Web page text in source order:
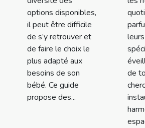
options disponibles,
il peut être difficile
de s’y retrouver et
de faire le choix le
plus adapté aux
besoins de son
bébé. Ce guide
propose des...
de